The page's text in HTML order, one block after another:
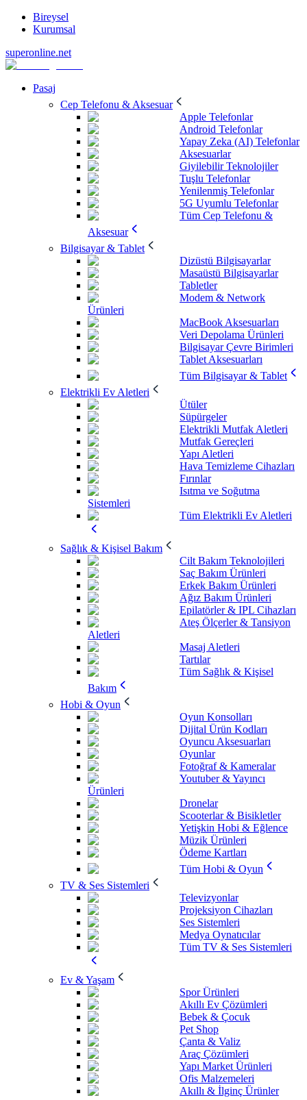
Bireysel
Kurumsal
superonline.net
Pasaj
Cep Telefonu & Aksesuar
Apple Telefonlar
Android Telefonlar
Yapay Zeka (AI) Telefonlar
Aksesuarlar
Giyilebilir Teknolojiler
Tuşlu Telefonlar
Yenilenmiş Telefonlar
5G Uyumlu Telefonlar
Tüm Cep Telefonu &
Aksesuar
Bilgisayar & Tablet
Dizüstü Bilgisayarlar
Masaüstü Bilgisayarlar
Tabletler
Modem & Network
Ürünleri
MacBook Aksesuarları
Veri Depolama Ürünleri
Bilgisayar Çevre Birimleri
Tablet Aksesuarları
Tüm Bilgisayar & Tablet
Elektrikli Ev Aletleri
Ütüler
Süpürgeler
Elektrikli Mutfak Aletleri
Mutfak Gereçleri
Yapı Aletleri
Hava Temizleme Cihazları
Fırınlar
Isıtma ve Soğutma
Sistemleri
Tüm Elektrikli Ev Aletleri
Sağlık & Kişisel Bakım
Cilt Bakım Teknolojileri
Saç Bakım Ürünleri
Erkek Bakım Ürünleri
Ağız Bakım Ürünleri
Epilatörler & IPL Cihazları
Ateş Ölçerler & Tansiyon
Aletleri
Masaj Aletleri
Tartılar
Tüm Sağlık & Kişisel
Bakım
Hobi & Oyun
Oyun Konsolları
Dijital Ürün Kodları
Oyuncu Aksesuarları
Oyunlar
Fotoğraf & Kameralar
Youtuber & Yayıncı
Ürünleri
Dronelar
Scooterlar & Bisikletler
Yetişkin Hobi & Eğlence
Müzik Ürünleri
Ödeme Kartları
Tüm Hobi & Oyun
TV & Ses Sistemleri
Televizyonlar
Projeksiyon Cihazları
Ses Sistemleri
Medya Oynatıcılar
Tüm TV & Ses Sistemleri
Ev & Yaşam
Spor Ürünleri
Akıllı Ev Çözümleri
Bebek & Çocuk
Pet Shop
Çanta & Valiz
Araç Çözümleri
Yapı Market Ürünleri
Ofis Malzemeleri
Akıllı & İlginç Ürünler